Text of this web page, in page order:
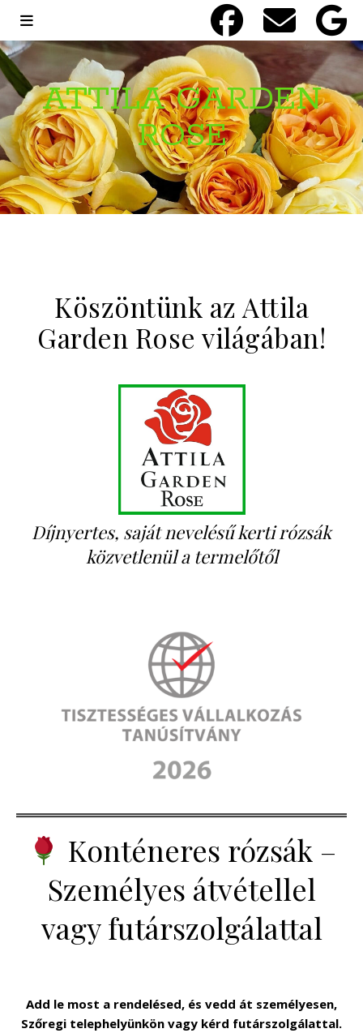
ATTILA GARDEN
ROSE
Köszöntünk az Attila
Garden Rose világában!
Díjnyertes, saját nevelésű kerti rózsák
közvetlenül a termelőtől
Konténeres rózsák –
Személyes átvétellel
vagy futárszolgálattal
Add le most a rendelésed, és vedd át személyesen,
Szőregi telephelyünkön vagy kérd futárszolgálattal.